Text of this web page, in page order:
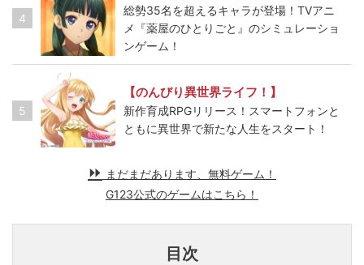
4
総勢35名を超えるキャラが登場！TVアニ
メ『薬屋のひとりごと』のシミュレーショ
ンゲーム！
5
【のんびり異世界ライフ！】
新作育成RPGリリース！スマートフォンと
ともに異世界で新たな人生をスタート！
まだまだあります、無料ゲーム！
G123公式のゲームはこちら！
目次